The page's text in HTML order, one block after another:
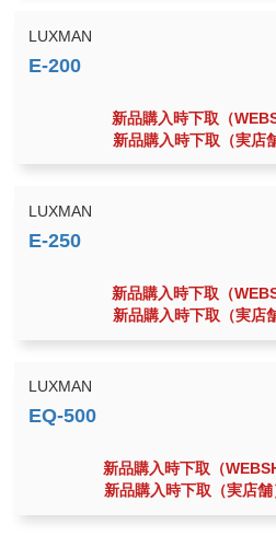
LUXMAN
新品購入時下取（
新品購入時下取（実店
LUXMAN
新品購入時下取（
新品購入時下取（実店
LUXMAN
新品購入時下取（
新品購入時下取（実店舗